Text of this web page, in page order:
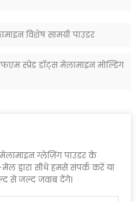
विशेष सामग्री पाउडर
स्प्रेड डॉट्स मेलामाइन मोल्डिंग
ग्लेज़िंग पाउडर के
द्वारा सीधे हमसे संपर्क करें या
से जल्द जवाब देंगे।